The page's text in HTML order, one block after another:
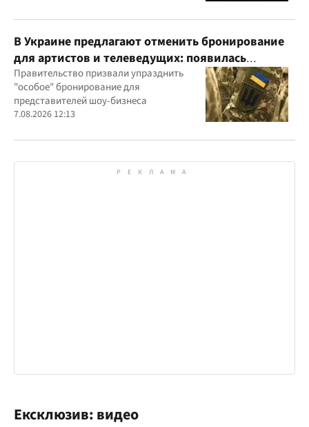
В Украине предлагают отменить бронирование
для артистов и телеведущих: появилась
петиция
Правительство призвали упразднить
"особое" бронирование для
представителей шоу-бизнеса
7.08.2026 12:13
Ексклюзив: видео